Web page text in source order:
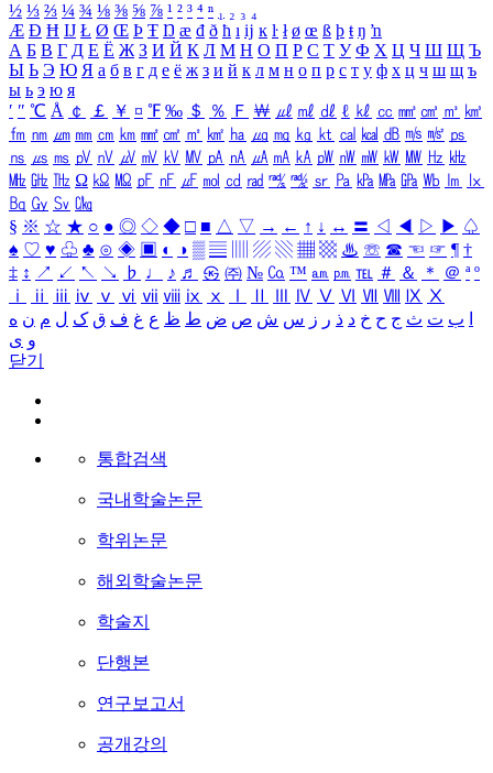
½ ⅓ ⅔ ¼ ¾ ⅛ ⅜ ⅝ ⅞ ¹ ² ³ ⁴ ⁿ ₁ ₂ ₃ ₄
Æ Ð Ħ Ĳ Ł Ø Œ Þ Ŧ Ŋ æ đ ð ħ ı ĳ ĸ ŀ ł ø œ ß þ ŧ ŋ ŉ
А Б В Г Д Е Ё Ж З И Й К Л М Н О П Р С Т У Ф Х Ц Ч Ш Щ Ъ
Ы Ь Э Ю Я а б в г д е ё ж з и й к л м н о п р с т у ф х ц ч ш щ ъ
ы ь э ю я
′ ″ ℃ Å ￠ ￡ ￥ ¤ ℉ ‰ ＄ ％ Ｆ ￦ ㎕ ㎖ ㎗ ℓ ㎘ ㏄ ㎣ ㎤ ㎥ ㎦
㎙ ㎚ ㎛ ㎜ ㎝ ㎞ ㎟ ㎠ ㎡ ㎢ ㏊ ㎍ ㎎ ㎏ ㏏ ㎈ ㎉ ㏈ ㎧ ㎨ ㎰
㎱ ㎲ ㎳ ㎴ ㎵ ㎶ ㎷ ㎸ ㎹ ㎀ ㎁ ㎂ ㎃ ㎄ ㎺ ㎻ ㎽ ㎾ ㎿ ㎐ ㎑
㎒ ㎓ ㎔ Ω ㏀ ㏁ ㎊ ㎋ ㎌ ㏖ ㏅ ㎭ ㎮ ㎯ ㏛ ㎩ ㎪ ㎫ ㎬ ㏝ ㏐
㏓
㏃ ㏉ ㏜ ㏆
§ ※ ☆ ★ ○ ● ◎ ◇ ◆ □ ■ △ ▽ → ← ↑ ↓ ↔ 〓 ◁ ◀ ▷ ▶ ♤
♠ ♡ ♥ ♧ ♣ ⊙ ◈ ▣ ◐ ◑ ▒ ▤ ▨ ▧ ▦ ▩ ♨ ☏ ☎ ☜ ☞ ¶ †
‡ ↕ ↗ ↙ ↖ ↘ ♭ ♩ ♪ ♬ ㉿ ㈜ № ㏇ ™ ㏂ ㏘ ℡ ＃ ＆ ＊ ＠ ª º
ⅰ
ⅱ ⅲ ⅳ ⅴ ⅵ ⅶ ⅷ ⅸ ⅹ Ⅳ Ⅴ Ⅵ Ⅶ Ⅷ Ⅸ Ⅹ
ب ت ث ج ح خ د ذ ر ز س ش ص ض ط ظ ع غ ف ق ک ل م ن ه
و ی
닫기
통합검색
국내학술논문
학위논문
해외학술논문
학술지
단행본
연구보고서
공개강의